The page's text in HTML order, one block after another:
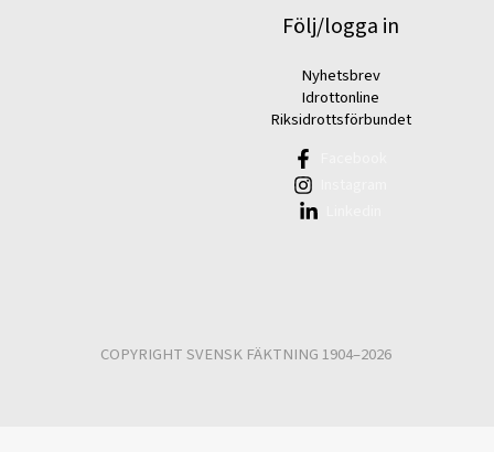
Följ/logga in
Nyhetsbrev
Idrottonline
Riksidrottsförbundet
COPYRIGHT SVENSK FÄKTNING 1904–2026